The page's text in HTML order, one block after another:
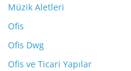
Müzik Aletleri
Ofis
Ofis Dwg
Ofis ve Ticari Yapılar